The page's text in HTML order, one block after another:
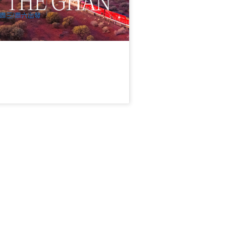
DAW11780
三/周六出發